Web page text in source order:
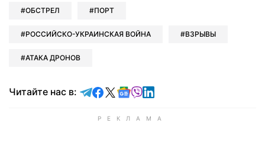
ОБСТРЕЛ ПОРТ
РОССИЙСКО-УКРАИНСКАЯ ВОЙНА ВЗРЫВЫ
АТАКА ДРОНОВ
Читайте нас в: Читайте в Telegram
Читайте в Facebook
Читайте в X
Читайте в Google news
Читайте в Viber
Читайте в LinkedIn